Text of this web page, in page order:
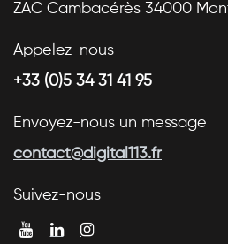
ZAC Cambacérès 34000
Appelez-nous
+33 (0)5 34 31 41 95
Envoyez-nous un message
contact@digital113.fr
Suivez-nous